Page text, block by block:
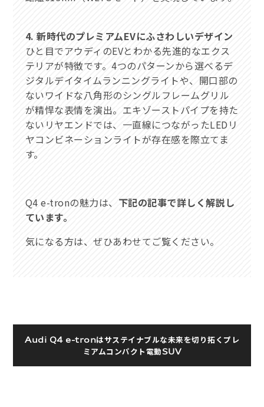
4. 新時代のプレミアムEVにふさわしいデザイン
ひと目でアウディのEVとわかる先進的なエクス
テリアが特徴です。4つのパターンから選べるデ
ジタルデイタイムランニングライトや、開口部の
ないワイドな八角形のシングルフレームグリル
が精悍な表情を演出。エキゾーストパイプを持た
ないリヤエンドでは、一直線につながったLEDリ
ヤコンビネーションライトが存在感を際立てま
す。
Q4 e-tronの魅力は、 下記の記事で詳しく解説し
ています。
気になる方は、ぜひあわせてご覧ください。
Audi Q4 e-tronはサステイナブルな未来を切り拓くプレ
ミアムコンパクト電動SUV